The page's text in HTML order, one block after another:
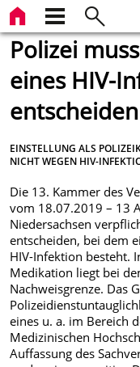
Polizei
eines HIV-
entscheiden
EINSTELLUNG ALS
NICHT WEGEN HIV-
Die 13. Kammer des
vom 18.07.2019 – 13
Niedersachsen
entscheiden, bei dem
HIV-Infektion besteht.
Medikation liegt bei
Nachweisgrenze. Das
eines u. a. im Bereich
Medizinischen
Auffassung des